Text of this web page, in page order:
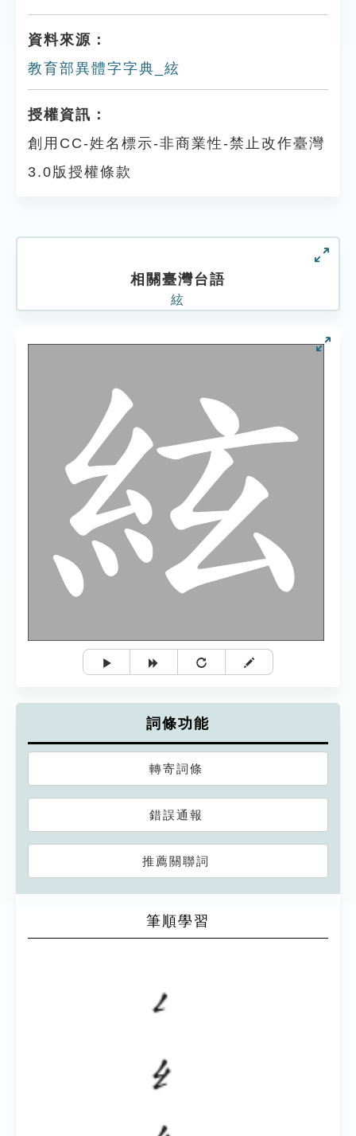
資料來源：
教育部異體字字典_絃
授權資訊：
創用CC-姓名標示-非商業性-禁止改作臺灣
3.0版授權條款
相關臺灣台語
絃
詞條功能
轉寄詞條
錯誤通報
推薦關聯詞
筆順學習